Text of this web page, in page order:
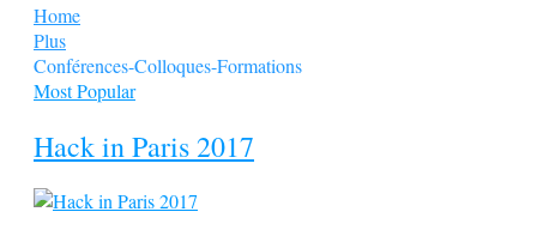
Home
Plus
Conférences-Colloques-Formations
Most Popular
Hack in Paris 2017